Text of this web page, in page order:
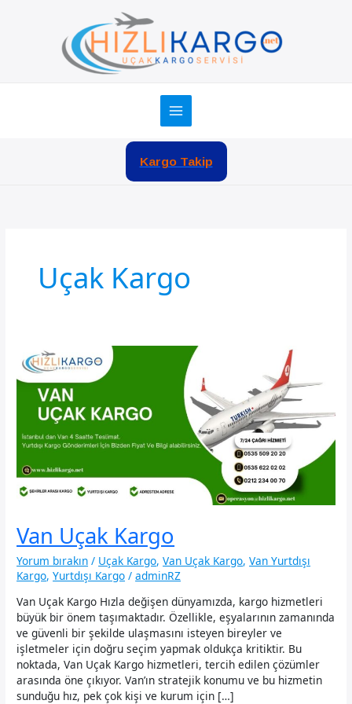
Kargo Takip
Uçak Kargo
Van Uçak Kargo
Yorum bırakın / Uçak Kargo,Van Uçak Kargo,Van Yurtdışı
Kargo,Yurtdışı Kargo /adminRZ
Van Uçak Kargo Hızla değişen dünyamızda, kargo hizmetleri
büyük bir önem taşımaktadır. Özellikle, eşyalarının zamanında
ve güvenli bir şekilde ulaşmasını isteyen bireyler ve
işletmeler için doğru seçim yapmak oldukça kritiktir. Bu
noktada, Van Uçak Kargo hizmetleri, tercih edilen çözümler
arasında öne çıkıyor. Van’ın stratejik konumu ve bu hizmetin
sunduğu hız, pek çok kişi ve kurum için […]